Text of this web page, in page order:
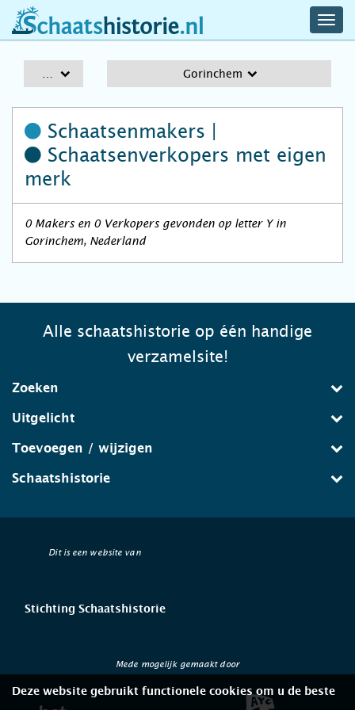
schaatshistorie.nl
Gorinchem
Schaatsenmakers |
Schaatsenverkopers met eigen
merk
0 Makers en 0 Verkopers gevonden op letter Y in
Gorinchem, Nederland
Alle schaatshistorie op één handige
verzamelsite!
Zoeken
Uitgelicht
Toevoegen / wijzigen
Schaatshistorie
Dit is een website van
Stichting Schaatshistorie
Mede mogelijk gemaakt door
Deze website gebruikt functionele cookies om u de beste